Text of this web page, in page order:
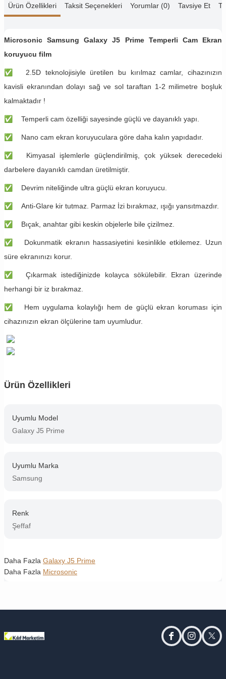
Ürün Özellikleri Taksit Seçenekleri Yorumlar (0) Tavsiye Et
Microsonic Samsung Galaxy J5 Prime Temperli Cam Ekran
koruyucu film
✅ 2.5D teknolojisiyle üretilen bu kırılmaz camlar, cihazınızın
kavisli ekranından dolayı sağ ve sol taraftan 1-2 milimetre boşluk
kalmaktadır !
✅ Temperli cam özelliği sayesinde güçlü ve dayanıklı yapı.
✅ Nano cam ekran koruyuculara göre daha kalın yapıdadır.
✅ Kimyasal işlemlerle güçlendirilmiş, çok yüksek derecedeki
darbelere dayanıklı camdan üretilmiştir.
✅ Devrim niteliğinde ultra güçlü ekran koruyucu.
✅ Anti-Glare kir tutmaz. Parmaz İzi bırakmaz, ışığı yansıtmazdır.
✅ Bıçak, anahtar gibi keskin objelerle bile çizilmez.
✅ Dokunmatik ekranın hassasiyetini kesinlikle etkilemez. Uzun
süre ekranınızı korur.
✅Çıkarmak istediğinizde kolayca sökülebilir. Ekran üzerinde
herhangi bir iz bırakmaz.
✅ Hem uygulama kolaylığı hem de güçlü ekran koruması için
cihazınızın ekran ölçülerine tam uyumludur.
Ürün Özellikleri
Uyumlu Model
Galaxy J5 Prime
Uyumlu Marka
Samsung
Renk
Şeffaf
Daha Fazla Galaxy J5 Prime
Daha Fazla Microsonic
facebookinstagram